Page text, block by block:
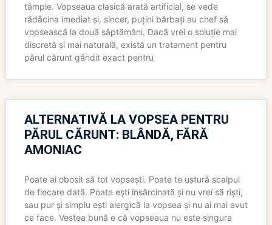
tâmple. Vopseaua clasică arată artificial, se vede
rădăcina imediat și, sincer, puțini bărbați au chef să
vopsească la două săptămâni. Dacă vrei o soluție mai
discretă și mai naturală, există un tratament pentru
părul cărunt gândit exact pentru
ALTERNATIVĂ LA VOPSEA PENTRU
PĂRUL CĂRUNT: BLÂNDĂ, FĂRĂ
AMONIAC
Poate ai obosit să tot vopsești. Poate te ustură scalpul
de fiecare dată. Poate ești însărcinată și nu vrei să riști,
sau pur și simplu ești alergică la vopsea și nu ai mai avut
ce face. Vestea bună e că vopseaua nu este singura